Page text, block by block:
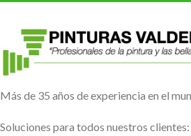
Más de 35 años de experiencia en el
Soluciones para todos nuestros